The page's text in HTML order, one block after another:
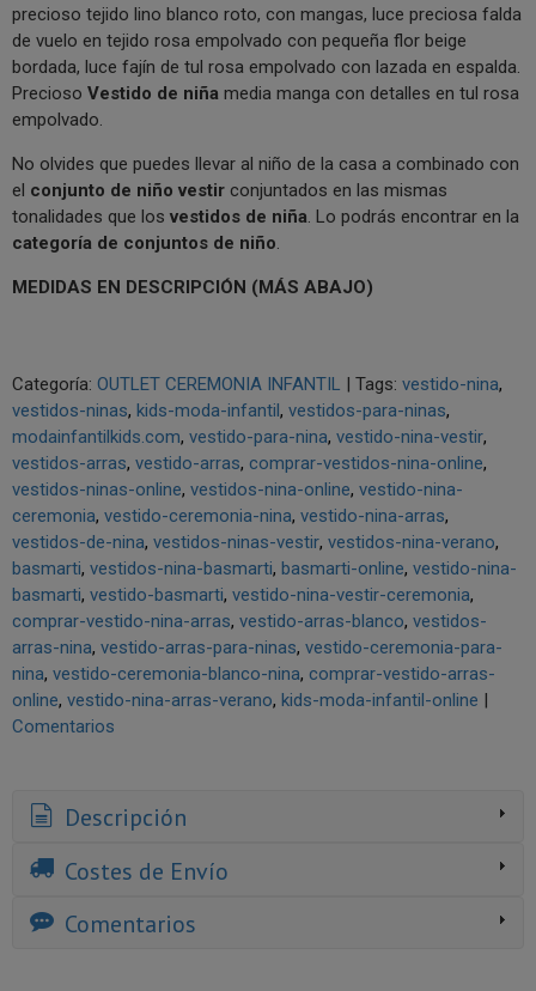
precioso tejido lino blanco roto, con mangas, luce preciosa falda
de vuelo en tejido rosa empolvado con pequeña flor beige
bordada, luce fajín de tul rosa empolvado con lazada en espalda.
Precioso Vestido de niña media manga con detalles en tul rosa
empolvado.
No olvides que puedes llevar al niño de la casa a combinado con
el conjunto de niño vestir conjuntados en las mismas
tonalidades que los vestidos de niña. Lo podrás encontrar en la
categoría de conjuntos de niño.
MEDIDAS EN DESCRIPCIÓN (MÁS ABAJO)
Categoría: OUTLET CEREMONIA INFANTIL | Tags: vestido-nina
vestidos-ninas kids-moda-infantil vestidos-para-ninas
modainfantilkids.com vestido-para-nina vestido-nina-vestir
vestidos-arras vestido-arras comprar-vestidos-nina-online
vestidos-ninas-online vestidos-nina-online vestido-nina-
ceremonia vestido-ceremonia-nina vestido-nina-arras
vestidos-de-nina vestidos-ninas-vestir vestidos-nina-verano
basmarti vestidos-nina-basmarti basmarti-online vestido-nina-
basmarti vestido-basmarti vestido-nina-vestir-ceremonia
comprar-vestido-nina-arras vestido-arras-blanco vestidos-
arras-nina vestido-arras-para-ninas vestido-ceremonia-para-
nina vestido-ceremonia-blanco-nina comprar-vestido-arras-
online vestido-nina-arras-verano kids-moda-infantil-online |
Comentarios
Descripción
Costes de Envío
Comentarios